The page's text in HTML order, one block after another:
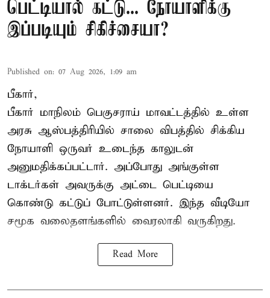
பெட்டியால் கட்டு... நோயாளிக்கு
இப்படியும் சிகிச்சையா?
Published on: 07 Aug 2026, 1:09 am
பீகார்,
பீகார் மாநிலம் பெகுசராய் மாவட்டத்தில் உள்ள
அரசு ஆஸ்பத்திரியில் சாலை விபத்தில் சிக்கிய
நோயாளி ஒருவர் உடைந்த காலுடன்
அனுமதிக்கப்பட்டார். அப்போது அங்குள்ள
டாக்டர்கள் அவருக்கு அட்டை பெட்டியை
கொண்டு கட்டுப் போட்டுள்ளனர். இந்த வீடியோ
சமூக வலைதளங்களில் வைரலாகி வருகிறது.
Read More